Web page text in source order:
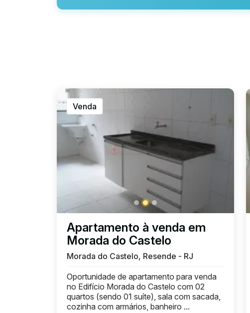
Venda
Apartamento à venda em
Morada do Castelo
Morada do Castelo, Resende - RJ
Oportunidade de apartamento para venda
no Edifício Morada do Castelo com 02
quartos (sendo 01 suíte), sala com sacada,
cozinha com armários, banheiro ...